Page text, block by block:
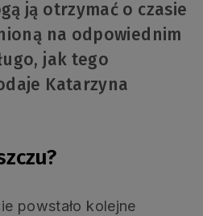
ją otrzymać o czasie
na odpowiednim
jak tego
Katarzyna
powstało kolejne